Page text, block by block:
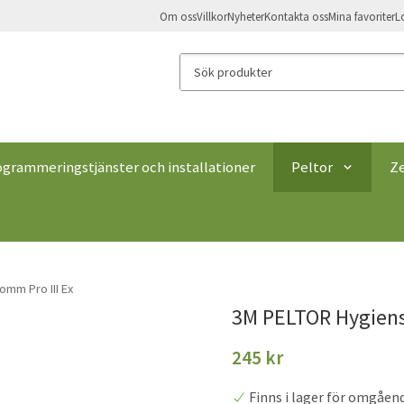
Om ossVillkorNyheterKontakta ossMina favoriter
och installationer Peltor
Pro III Ex
3M PELTOR
245 kr
Finns i lager för